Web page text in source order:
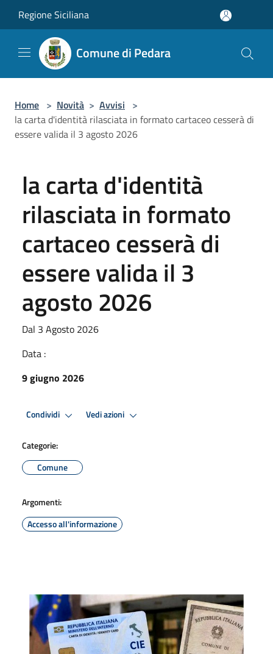
Regione Siciliana
Comune di Pedara
Home > Novità > Avvisi >
la carta d'identità rilasciata in formato cartaceo cesserà di
essere valida il 3 agosto 2026
la carta d'identità
rilasciata in formato
cartaceo cesserà di
essere valida il 3
agosto 2026
Dal 3 Agosto 2026
Data :
9 giugno 2026
Condividi Vedi azioni
Categorie:
Comune
Argomenti:
Accesso all'informazione